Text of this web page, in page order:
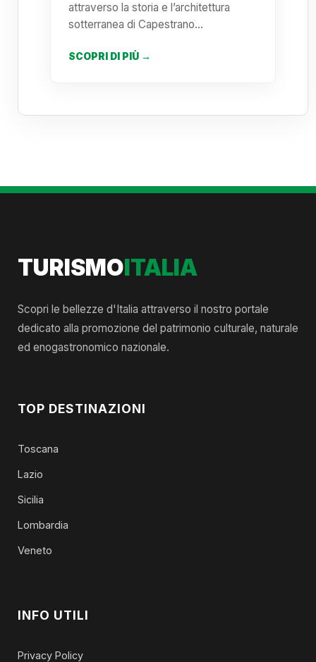
attraverso la storia e l’architettura
sotterranea di Capestrano…
SCOPRI DI PIÙ →
TURISMOITALIA
Scopri le bellezze d'Italia attraverso il nostro portale
dedicato alla promozione del patrimonio culturale, naturale
ed enogastronomico nazionale.
TOP DESTINAZIONI
Toscana
Lazio
Sicilia
Lombardia
Veneto
INFO UTILI
Privacy Policy